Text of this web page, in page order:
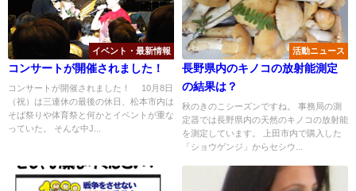
イベント・最新情報
コンサートが開催されました！
コンサートが開催されました！ 10月8日
（祝）は三連休の最後の休日、松本市内は
そば祭りや体育祭と何かとイベントが重な
っていた。 そんな中J...
活動ニュース
長野県内のキノコの放射能測定
の結果は？
秋のきのこシーズンですね。 事務局の測
定器では長野県内の天然のキノコの放射能
を測定しています。 上田市内で購入した
「ショウゲンジ」からセシウ...